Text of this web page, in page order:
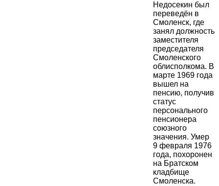
Недосекин был
переведён в
Смоленск, где
занял должность
заместителя
председателя
Смоленского
облисполкома. В
марте 1969 года
вышел на
пенсию, получив
статус
персонального
пенсионера
союзного
значения. Умер
9 февраля 1976
года, похоронен
на Братском
кладбище
Смоленска.